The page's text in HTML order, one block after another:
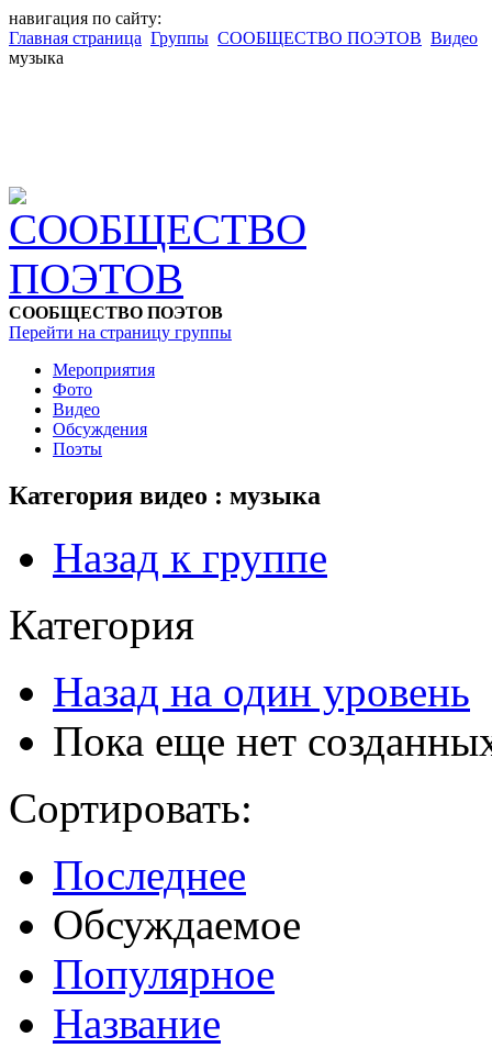
навигация по сайту:
Главная страница Группы СООБЩЕСТВО ПОЭТОВ Видео
музыка
СООБЩЕСТВО ПОЭТОВ
Перейти на страницу группы
Мероприятия
Фото
Видео
Обсуждения
Поэты
Категория видео : музыка
Назад к группе
Категория
Назад на один уровень
Пока еще нет
Сортировать:
Последнее
Обсуждаемое
Популярное
Название